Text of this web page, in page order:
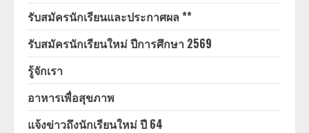
รับสมัครนักเรียนและประกาศผล **
รับสมัครนักเรียนใหม่ ปีการศึกษา 2569
รู้จักเรา
อาหารเพื่อสุขภาพ
แจ้งข่าวถึงนักเรียนใหม่ ปี 64